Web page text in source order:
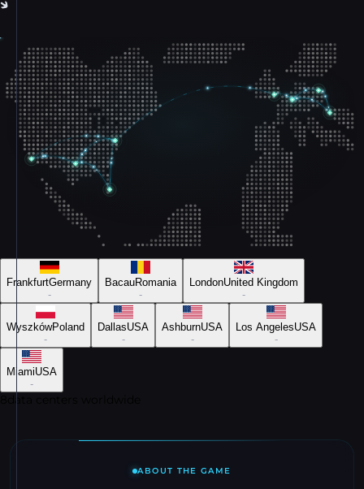
FrankfurtGermany
-
BacauRomania
-
LondonUnited Kingdom
-
WyszkówPoland
-
DallasUSA
-
AshburnUSA
-
Los AngelesUSA
-
MiamiUSA
-
ABOUT THE GAME